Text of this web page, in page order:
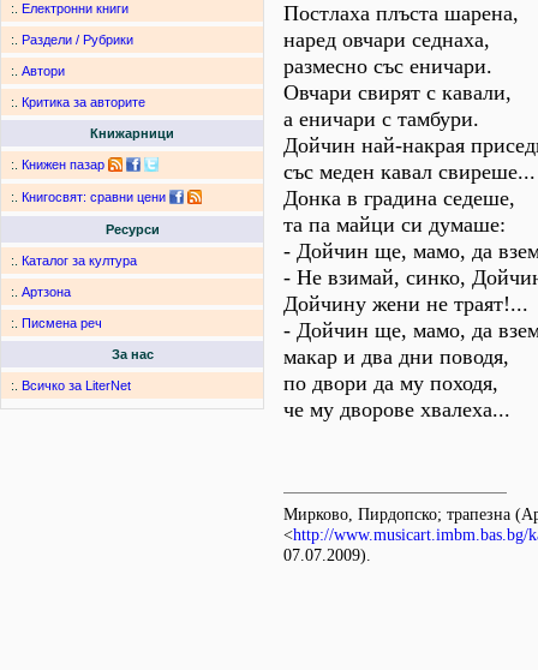
:. Електронни книги
:. Раздели / Рубрики
:. Автори
:. Критика за авторите
Книжарници
:. Книжен пазар
:. Книгосвят: сравни цени
Ресурси
:. Каталог за култура
:. Артзона
:. Писмена реч
За нас
:. Всичко за LiterNet
Постлаха плъста шарена,
наред овчари седнаха,
размесно със еничари.
Овчари свирят с кавали,
а еничари с тамбури.
Дойчин най-накрая
със меден кавал свиреше...
Донка в градина седеше,
та па майци си думаше:
- Дойчин ще, мамо, да
- Не взимай, синко,
Дойчину жени не траят!...
- Дойчин ще, мамо, да
макар и два дни поводя,
по двори да му походя,
че му дворове хвалеха...
Мирково, Пирдопско; трапезна
<http://www.musicart.imbm.bas.bg/
07.07.2009).